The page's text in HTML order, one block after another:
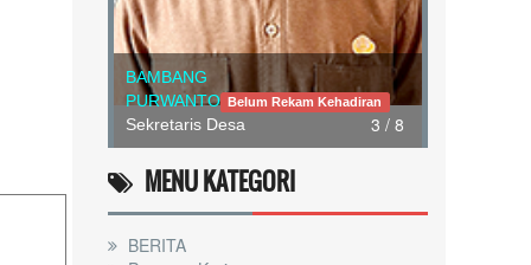
3 / 8
BAMBANG
PURWANTO Belum Rekam Kehadiran
Sekretaris Desa
MENU KATEGORI
BERITA